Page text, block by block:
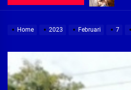
Home 2023 Februari 7